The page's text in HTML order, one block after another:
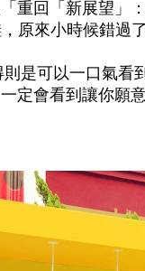
重回「新展望」
原來小時候錯過
是可以一口氣
定會看到讓你願